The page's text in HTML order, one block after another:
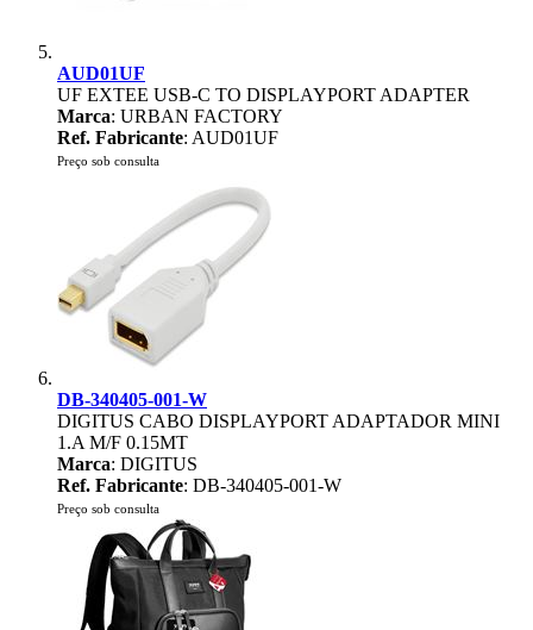
AUD01UF
UF EXTEE USB-C TO DISPLAYPORT ADAPTER
Marca: URBAN FACTORY
Ref. Fabricante: AUD01UF
Preço sob consulta
DB-340405-001-W
DIGITUS CABO DISPLAYPORT ADAPTADOR MINI
1.A M/F 0.15MT
Marca: DIGITUS
Ref. Fabricante: DB-340405-001-W
Preço sob consulta